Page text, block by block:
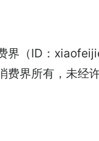
界（ID：
费界所有，未经